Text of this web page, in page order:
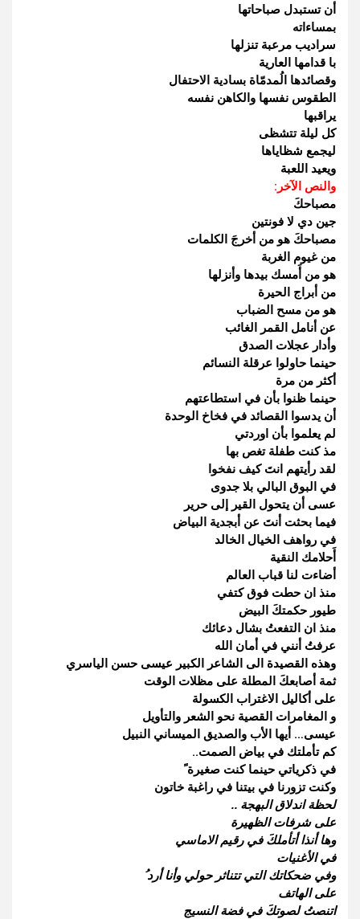
أن تستبدل صباحاتها
بمساءاته
سراديب مرعبة تنزلها
با قدامها العارية
وقصائدها الُمدمّاة بسادية الاحتفال
الطقوس نفسها والكاهن نفسه
يراقبها
كل ليلة تتشظى
ليجمع شظاياها
ويعيد اللعبة
والنص الآخر:
مصباحكَ
جين دي لا فونتين
مصباحكَ هو من أخرجَ الكلمات
من غيوم الغربة
هو من أَمسك بيدها وأنزلها
من أبراج الحيرة
هو من مسح الضباب
عن أنامل القمر الغائب
وأدار عجلات الصدق
حينما حاولوا عرقلة النسائم
أكثر من مرة
حينما ظنوا بأن في استطاعتهم
أن يدسوا القصائد في فخاخ الوحدة
لم يعلموا بأن اوردتي
مذ كنت طفلة تغص بها
لقد رأيتهم انتَ كيف نفخوا
في البوق البالي بلا جدوى
عسى أن يتحول القير إلى حرير
فيما بحثت أنتَ عن أبجدية البياض
في رواهف الخيال الخالد
أَحلامك النقية
أضاءت لنا قباب العالم
منذ ان حطت فوق كتفي
طيور حكمتكَ البيض
منذ ان التفعتُ بشال دعائك
عرفتُ أنني في أمان الله
وهذه القصيدة الى الشاعر الكبير عيسى حسن الياسري
ثمة أصابعكَ المطلة على مظلات الوقت
على أكاليل الاغتراب الكسولة
و المغامرات القصية نحو الشعر والتأويل
عيسى… أيها الأب والصديق الميساني النبيل
كم تأملتك في بياض الصمت..
في ذكرياتي حينما كنت صغيرة ً
وكنت تزورنا في بيتنا في راغبة خاتون
لحظة اندلاق البهجة ..
على شرفات الظهيرة
وها أنذا أتأملكَ في رقيم الاماسي
في الأغنيات
وفي ضحكاتك التي تتناثر حولي وأنا أرد ُ
على الهاتف
اتنصتُ لصوتكَ في فضة النسيج